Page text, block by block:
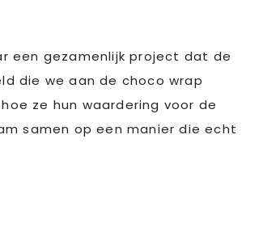
een gezamenlijk project dat de
die we aan de choco wrap
ze hun waardering voor de
samen op een manier die echt